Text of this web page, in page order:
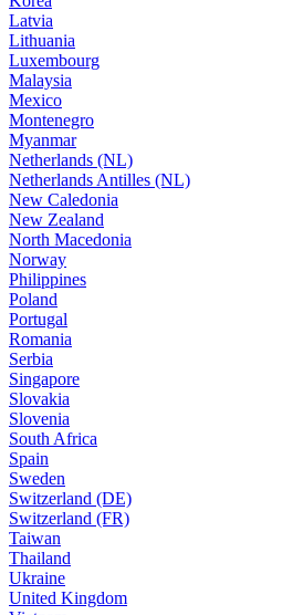
Latvia
Lithuania
Luxembourg
Malaysia
Mexico
Montenegro
Myanmar
Netherlands (NL)
Netherlands Antilles (NL)
New Caledonia
New Zealand
North Macedonia
Norway
Philippines
Poland
Portugal
Romania
Serbia
Singapore
Slovakia
Slovenia
South Africa
Spain
Sweden
Switzerland (DE)
Switzerland (FR)
Taiwan
Thailand
Ukraine
United Kingdom